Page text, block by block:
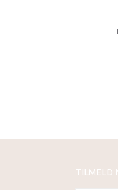
TILMELD